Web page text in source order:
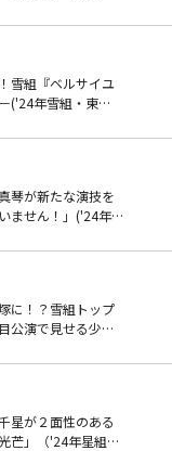
雪組『ベルサイユ
('24年雪組・東
琴が新たな演技を
ません！」('24年
に！？雪組トップ
公演で見せる少し
星が２面性のある
芒」（'24年星組・